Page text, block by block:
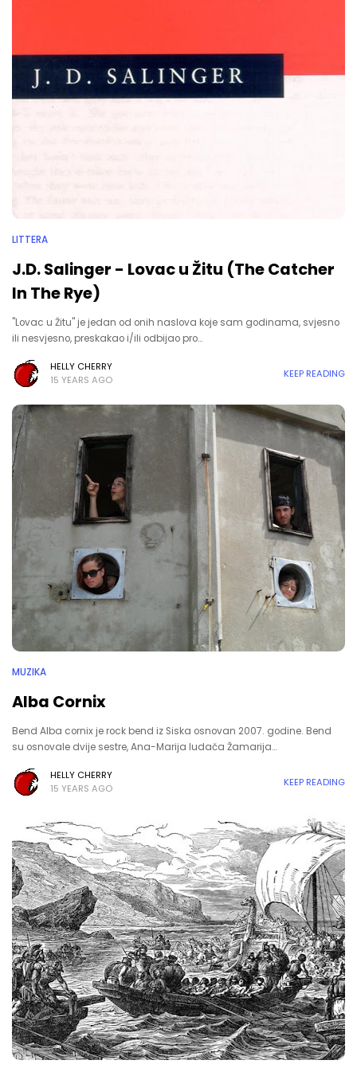
LITTERA
J.D. Salinger - Lovac u Žitu (The Catcher
In The Rye)
"Lovac u Žitu" je jedan od onih naslova koje sam godinama, svjesno
ili nesvjesno, preskakao i/ili odbijao pro…
HELLY CHERRY
15 YEARS AGO
KEEP READING
MUZIKA
Alba Cornix
Bend Alba cornix je rock bend iz Siska osnovan 2007. godine. Bend
su osnovale dvije sestre, Ana-Marija ludača Žamarija…
HELLY CHERRY
15 YEARS AGO
KEEP READING